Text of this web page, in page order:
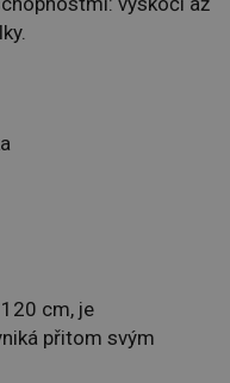
cm, je
přitom svým